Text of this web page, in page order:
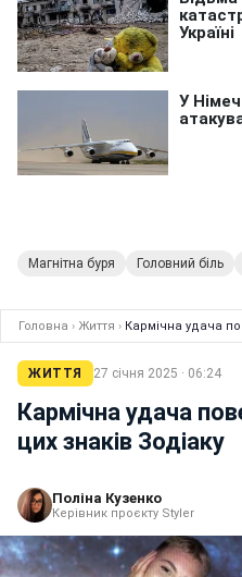
Магнітна буря Головний біль
Головна › Життя › Кармічна удача
ЖИТТЯ 27 січня 2025 · 06:24
Кармічна удача
цих знаків Зодіаку
Поліна Кузенко
Керівник проєкту Styler